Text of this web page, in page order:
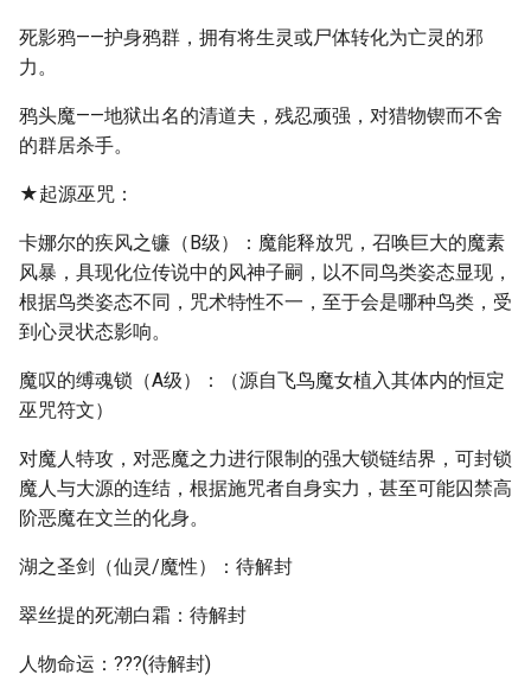
死影鸦——护身鸦群，拥有将生灵或尸体转化为亡灵的邪
力。
鸦头魔——地狱出名的清道夫，残忍顽强，对猎物锲而不舍
的群居杀手。
★起源巫咒：
卡娜尔的疾风之镰（B级）：魔能释放咒，召唤巨大的魔素
风暴，具现化位传说中的风神子嗣，以不同鸟类姿态显现，
根据鸟类姿态不同，咒术特性不一，至于会是哪种鸟类，受
到心灵状态影响。
魔叹的缚魂锁（A级）：（源自飞鸟魔女植入其体内的恒定
巫咒符文）
对魔人特攻，对恶魔之力进行限制的强大锁链结界，可封锁
魔人与大源的连结，根据施咒者自身实力，甚至可能囚禁高
阶恶魔在文兰的化身。
湖之圣剑（仙灵/魔性）：待解封
翠丝提的死潮白霜：待解封
人物命运：???(待解封)